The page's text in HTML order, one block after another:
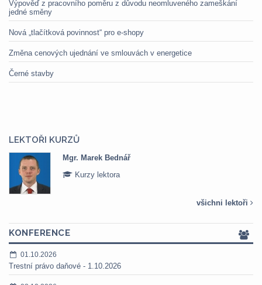
Výpověď z pracovního poměru z důvodu neomluveného zameškání
jedné směny
Nová „tlačítková povinnost“ pro e-shopy
Změna cenových ujednání ve smlouvách v energetice
Černé stavby
LEKTOŘI KURZŮ
Mgr. Marek Bednář
Kurzy lektora
všichni lektoři
KONFERENCE
01.10.2026
Trestní právo daňové - 1.10.2026